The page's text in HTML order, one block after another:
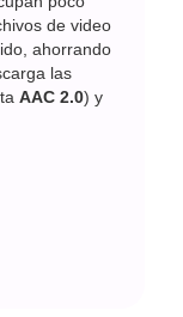
de video
ahorrando
las
AAC 2.0) y